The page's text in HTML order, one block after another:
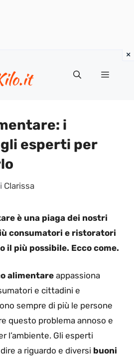
Menu
i
esperti per
Clarissa
è una piaga dei nostri
consumatori e ristoratori
il più possibile. Ecco come.
alimentare appassiona
e cittadini e
sempre di più le persone
questo problema annoso e
l’ambiente. Gli esperti
a riguardo e diversi buoni